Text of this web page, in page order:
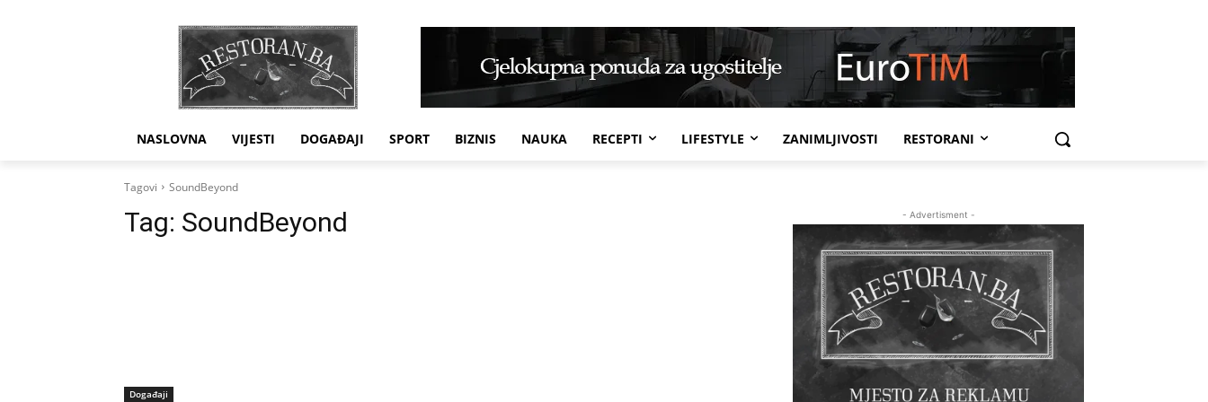
NASLOVNA VIJESTI DOGAĐAJI SPORT BIZNIS NAUKA RECEPTI LIFESTYLE ZANIMLJIVOSTI RESTORANI
Tagovi SoundBeyond
Tag: SoundBeyond
Događaji
- Advertisment -